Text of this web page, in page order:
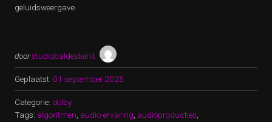
geluidsweergave.
doorstudiobaldesteinit
Geplaatst: 01 september 2025
Categorie: dolby
Tags: algoritmen audio-ervaring audioproducties